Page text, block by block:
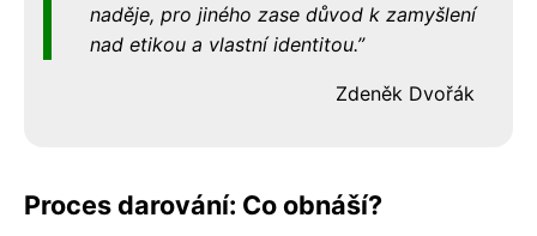
naděje, pro jiného zase důvod k zamyšlení
nad etikou a vlastní identitou.
Zdeněk Dvořák
Proces darování: Co obnáší?